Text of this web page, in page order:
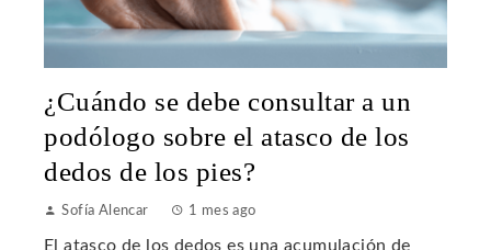
¿Cuándo se debe consultar a un
podólogo sobre el atasco de los
dedos de los pies?
Sofía Alencar 1 mes ago
El atasco de los dedos es una acumulación de